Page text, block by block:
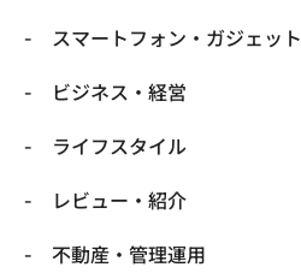
スマートフォン・ガジェット
ビジネス・経営
ライフスタイル
レビュー・紹介
不動産・管理運用